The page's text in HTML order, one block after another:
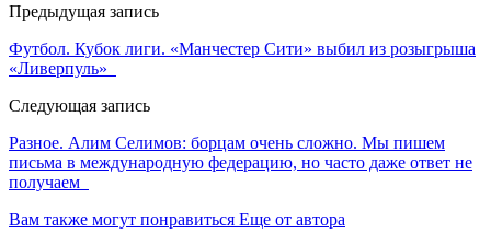
Предыдущая запись
Футбол. Кубок лиги. «Манчестер Сити» выбил из розыгрыша
«Ливерпуль»
Следующая запись
Разное. Алим Селимов: борцам очень сложно. Мы пишем
письма в международную федерацию, но часто даже ответ не
получаем
Вам также могут понравиться Еще от автора